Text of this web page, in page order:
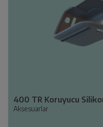
400 TR Koruyucu
Aksesuarlar